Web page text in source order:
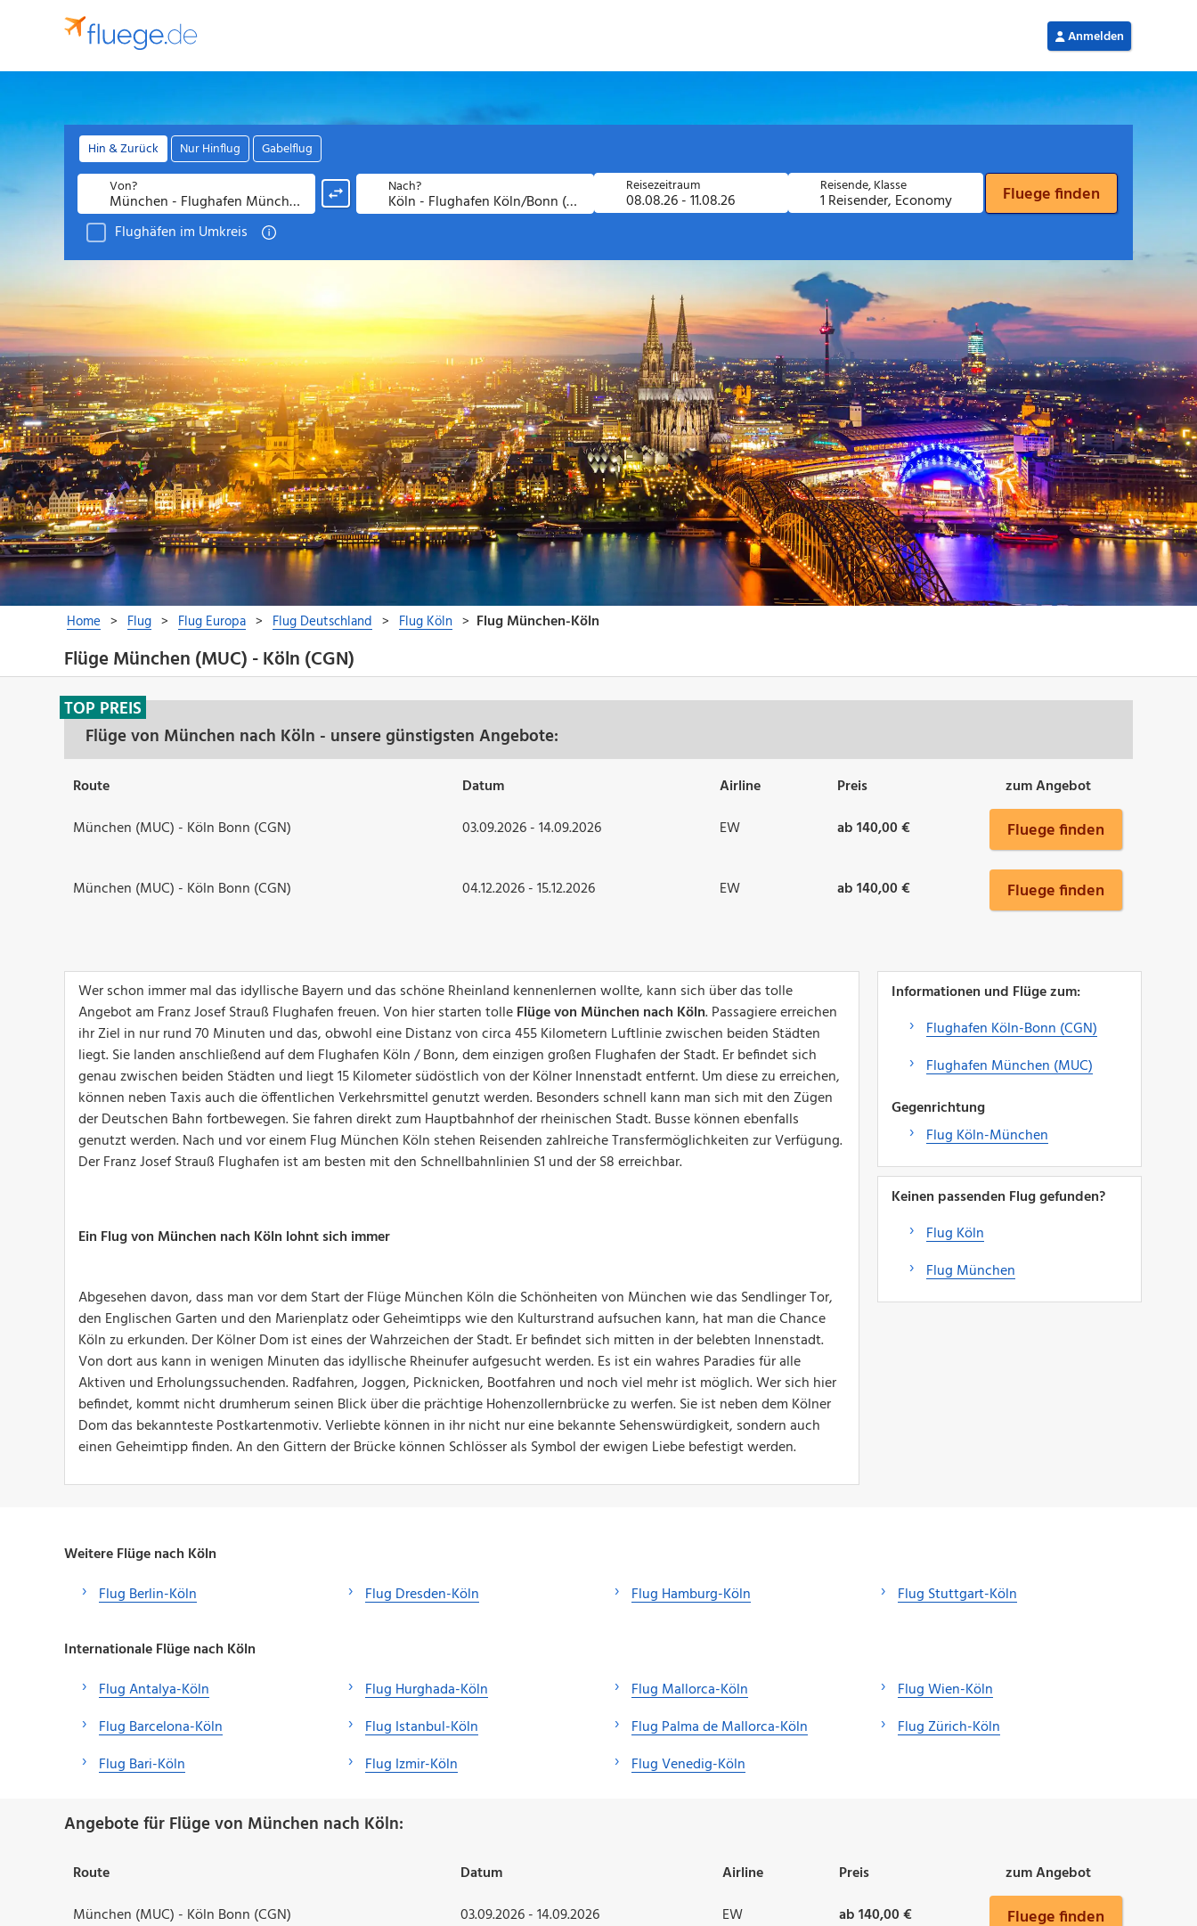
Flüge München (MUC) - Köln (CGN)
Flüge von München nach Köln - unsere günstigsten Angebote:
TOP PREIS
Route Datum Airline Preis
zum Angebot
München (MUC) - Köln Bonn (CGN)
03.09.2026 - 14.09.2026 EW ab 140,00 € Fluege finden
München (MUC) - Köln Bonn (CGN) 04.12.2026 - 15.12.2026 EW ab 140,00 € Fluege finden
Wer schon immer mal das idyllische Bayern und das schöne Rheinland kennenlernen wollte, kann sich über das tolle
Angebot am Franz Josef Strauß Flughafen freuen. Von hier starten tolleFlüge von München nach Köln. Passagiere erreichen
ihr Ziel in nur rund 70 Minuten und das, obwohl eine Distanz von circa 455 Kilometern Luftlinie zwischen beiden Städten
liegt. Sie landen anschließend auf dem Flughafen Köln / Bonn, dem einzigen großen Flughafen der Stadt. Er befindet sich
genau zwischen beiden Städten und liegt 15 Kilometer südöstlich von der Kölner Innenstadt entfernt. Um diese zu erreichen,
können neben Taxis auch die öffentlichen Verkehrsmittel genutzt werden. Besonders schnell kann man sich mit den Zügen
der Deutschen Bahn fortbewegen. Sie fahren direkt zum Hauptbahnhof der rheinischen Stadt. Busse können ebenfalls
genutzt werden. Nach und vor einem Flug München Köln stehen Reisenden zahlreiche Transfermöglichkeiten zur Verfügung.
Der Franz Josef Strauß Flughafen ist am besten mit den Schnellbahnlinien S1 und der S8 erreichbar.
Ein Flug von München nach Köln lohnt sich immer
Abgesehen davon, dass man vor dem Start der Flüge München Köln die Schönheiten von München wie das Sendlinger Tor,
den Englischen Garten und den Marienplatz oder Geheimtipps wie den Kulturstrand aufsuchen kann, hat man die Chance
Köln zu erkunden. Der Kölner Dom ist eines der Wahrzeichen der Stadt. Er befindet sich mitten in der belebten Innenstadt.
Von dort aus kann in wenigen Minuten das idyllische Rheinufer aufgesucht werden. Es ist ein wahres Paradies für alle
Aktiven und Erholungssuchenden. Radfahren, Joggen, Picknicken, Bootfahren und noch viel mehr ist möglich. Wer sich hier
befindet, kommt nicht drumherum seinen Blick über die prächtige Hohenzollernbrücke zu werfen. Sie ist neben dem Kölner
Dom das bekannteste Postkartenmotiv. Verliebte können in ihr nicht nur eine bekannte Sehenswürdigkeit, sondern auch
einen Geheimtipp finden. An den Gittern der Brücke können Schlösser als Symbol der ewigen Liebe befestigt werden.
Informationen und Flüge zum:
Flughafen Köln-Bonn (CGN)
Flughafen München (MUC)
Gegenrichtung
Flug Köln-München
Keinen passenden Flug gefunden?
Flug Köln
Flug München
Weitere Flüge nach Köln
Flug Berlin-Köln
Flug Dresden-Köln Flug Hamburg-Köln Flug Stuttgart-Köln
Internationale Flüge nach Köln
Flug Antalya-Köln
Flug Barcelona-Köln
Flug Bari-Köln
Flug Hurghada-Köln
Flug Istanbul-Köln
Flug Izmir-Köln
Flug Mallorca-Köln
Flug Palma de Mallorca-Köln
Flug Venedig-Köln
Flug Wien-Köln
Flug Zürich-Köln
Angebote für Flüge von München nach Köln:
Route Datum Airline Preis
zum Angebot
München (MUC) - Köln Bonn (CGN)
03.09.2026 - 14.09.2026 EW ab 140,00 € Fluege finden